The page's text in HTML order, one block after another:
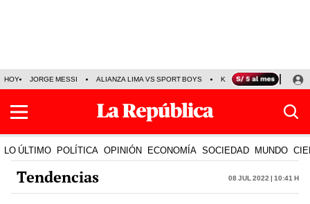
HOY JORGE MESSI ALIANZA LIMA VS SPORT BOYS KENJI FUJIMORI
LO ÚLTIMO POLÍTICA OPINIÓN ECONOMÍA SOCIEDAD MUNDO
Tendencias 08 Jul 2022 | 10:41 h